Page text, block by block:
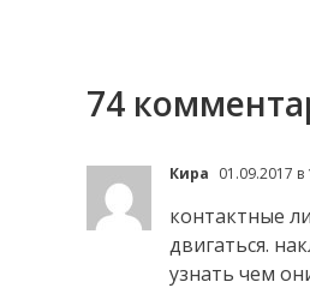
74
Кира 01.09.2017 в
контактные
двигаться.
узнать чем